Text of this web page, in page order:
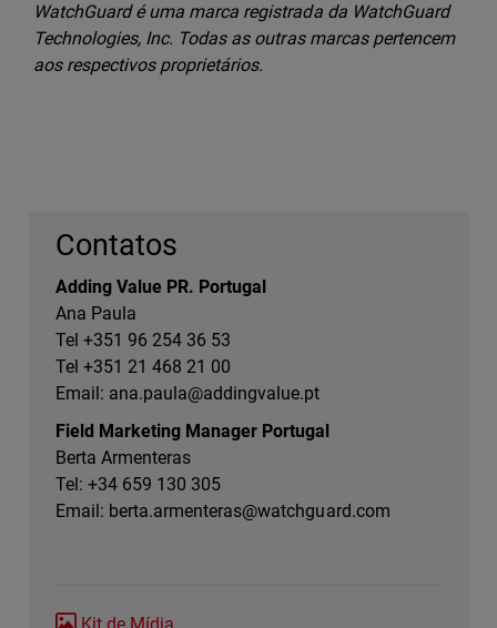
WatchGuard é uma marca registrada da WatchGuard
Technologies, Inc. Todas as outras marcas pertencem
aos respectivos proprietários.
Contatos
Adding Value PR. Portugal
Ana Paula
Tel +351 96 254 36 53
Tel +351 21 468 21 00
Email: ana.paula@addingvalue.pt
Field Marketing Manager Portugal
Berta Armenteras
Tel: +34 659 130 305
Email: berta.armenteras@watchguard.com